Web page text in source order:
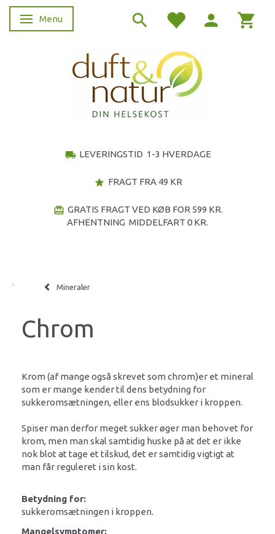
Skifte navigation
Menu
local_shipping LEVERINGSTID 1-3 HVERDAGE
star FRAGT FRA 49 KR
redeem GRATIS FRAGT VED KØB FOR 599 KR.
AFHENTNING MIDDELFART 0 KR.
Mineraler
Chrom
Krom (af mange også skrevet som chrom)er et mineral
som er mange kender til dens betydning for
sukkeromsætningen, eller ens blodsukker i kroppen.
Spiser man derfor meget sukker øger man behovet for
krom, men man skal samtidig huske på at det er ikke
nok blot at tage et tilskud, det er samtidig vigtigt at
man får reguleret i sin kost.
Betydning for:
sukkeromsætningen i kroppen.
Mangelsymptomer: